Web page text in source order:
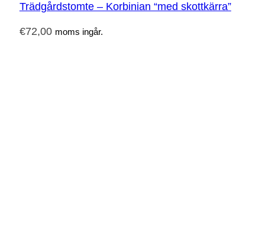
Trädgårdstomte – Korbinian “med skottkärra”
€72,00 moms ingår.